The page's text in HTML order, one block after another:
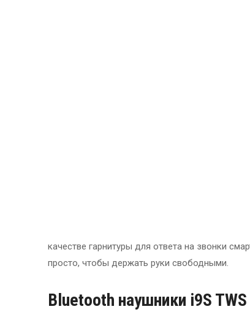
качестве гарнитуры для ответа на звонки
просто, чтобы держать руки свободными.
Bluetooth наушники i9S